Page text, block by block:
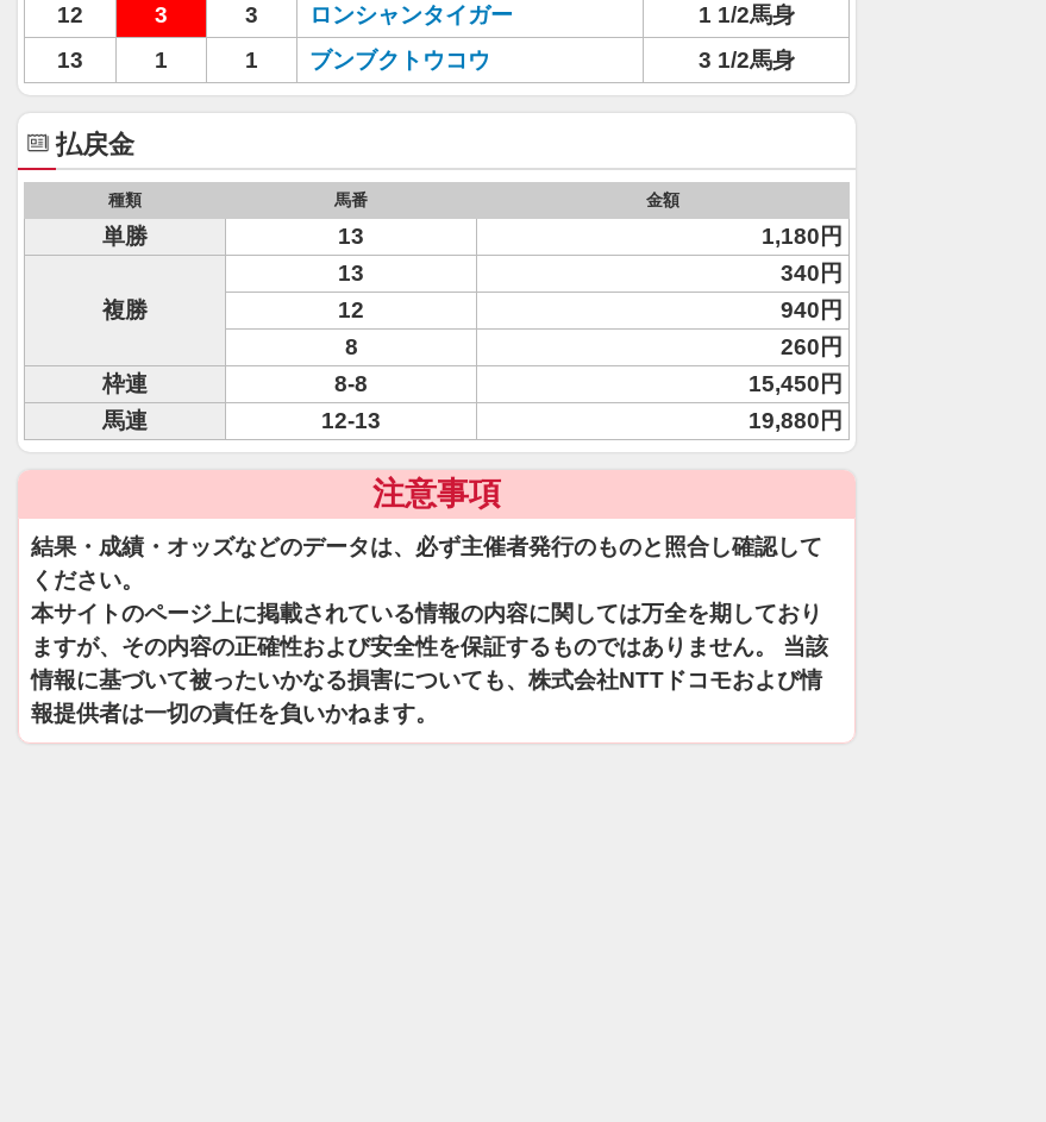
12
3 3 ロンシャンタイガー
1 1/2馬身
13
1 1 ブンブクトウコウ 3 1/2馬身
払戻金
種類 馬番 金額
単勝 13 1,180円
複勝
13
340円
12
940円
8
260円
枠連
8-8
15,450円
馬連
12-13 19,880円
注意事項
結果・成績・オッズなどのデータは、必ず主催者発行のものと照合し確認して
ください。
本サイトのページ上に掲載されている情報の内容に関しては万全を期しており
ますが、その内容の正確性および安全性を保証するものではありません。 当該
情報に基づいて被ったいかなる損害についても、株式会社NTTドコモおよび情
報提供者は一切の責任を負いかねます。